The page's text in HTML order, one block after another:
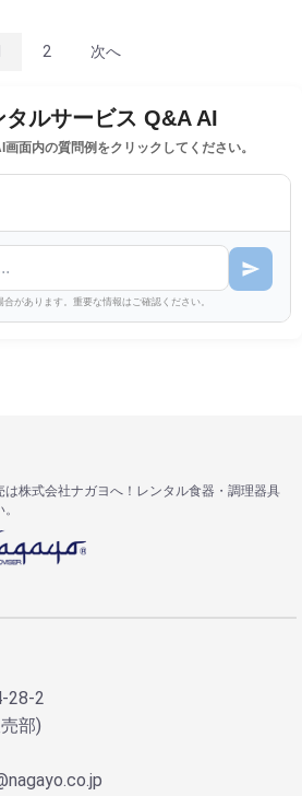
2 次へ
タルサービス Q&A AI
面内の質問例をクリックしてください。
があります。重要な情報はご確認ください。
株式会社ナガヨへ！レンタル食器・調理器具
28-2
部)